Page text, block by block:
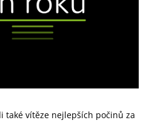
také vítěze nejlepších počinů za